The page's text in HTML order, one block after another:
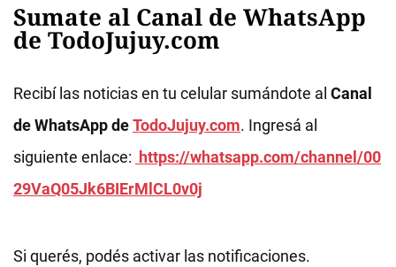
Sumate al Canal de WhatsApp
de TodoJujuy.com
Recibí las noticias en tu celular sumándote al Canal
de WhatsApp deTodoJujuy.com. Ingresá al
siguiente enlace: https://whatsapp.com/channel/00
29VaQ05Jk6BIErMlCL0v0j
Si querés, podés activar las notificaciones.